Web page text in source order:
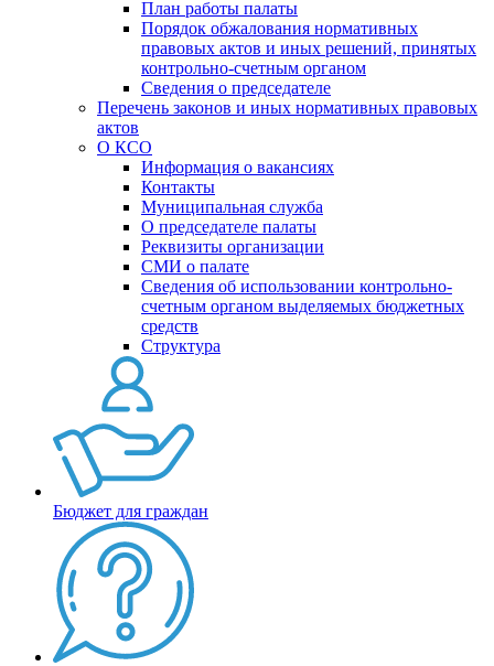
План работы палаты
Порядок обжалования нормативных
правовых актов и иных решений, принятых
контрольно-счетным органом
Сведения о председателе
Перечень законов и иных нормативных правовых
актов
О КСО
Информация о вакансиях
Контакты
Муниципальная служба
О председателе палаты
Реквизиты организации
СМИ о палате
Сведения об использовании контрольно-
счетным органом выделяемых бюджетных
средств
Структура
Бюджет для граждан